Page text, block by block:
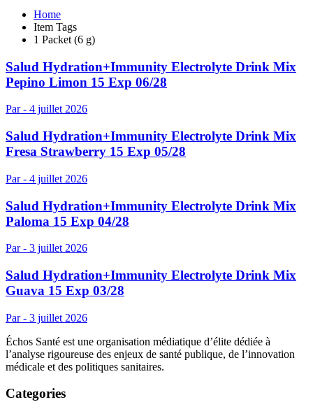
Home
Item Tags
1 Packet (6 g)
Salud Hydration+Immunity Electrolyte Drink Mix
Pepino Limon 15 Exp 06/28
Par - 4 juillet 2026
Salud Hydration+Immunity Electrolyte Drink Mix
Fresa Strawberry 15 Exp 05/28
Par - 4 juillet 2026
Salud Hydration+Immunity Electrolyte Drink Mix
Paloma 15 Exp 04/28
Par - 3 juillet 2026
Salud Hydration+Immunity Electrolyte Drink Mix
Guava 15 Exp 03/28
Par - 3 juillet 2026
Échos Santé est une organisation médiatique d’élite dédiée à
l’analyse rigoureuse des enjeux de santé publique, de l’innovation
médicale et des politiques sanitaires.
Categories